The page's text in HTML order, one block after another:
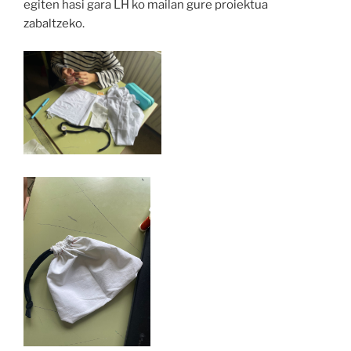
egiten hasi gara LH ko mailan gure proiektua
zabaltzeko.